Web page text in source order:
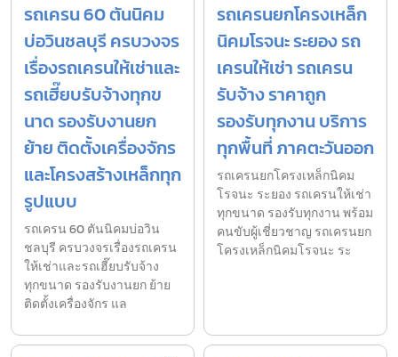
รถเครน 60 ตันนิคม
บ่อวินชลบุรี ครบวงจร
เรื่องรถเครนให้เช่าและ
รถเฮี๊ยบรับจ้างทุกข
นาด รองรับงานยก
ย้าย ติดตั้งเครื่องจักร
และโครงสร้างเหล็กทุก
รูปแบบ
รถเครน 60 ตันนิคมบ่อวิน
ชลบุรี ครบวงจรเรื่องรถเครน
ให้เช่าและรถเฮี๊ยบรับจ้าง
ทุกขนาด รองรับงานยก ย้าย
ติดตั้งเครื่องจักร แล
รถเครนยกโครงเหล็ก
นิคมโรจนะ ระยอง รถ
เครนให้เช่า รถเครน
รับจ้าง ราคาถูก
รองรับทุกงาน บริการ
ทุกพื้นที่ ภาคตะวันออก
รถเครนยกโครงเหล็กนิคม
โรจนะ ระยอง รถเครนให้เช่า
ทุกขนาด รองรับทุกงาน พร้อม
คนขับผู้เชี่ยวชาญ รถเครนยก
โครงเหล็กนิคมโรจนะ ระ